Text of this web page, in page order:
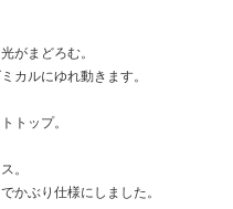
がまどろむ。
カルにゆれ動きます。
トップ。
。
かぶり仕様にしました。